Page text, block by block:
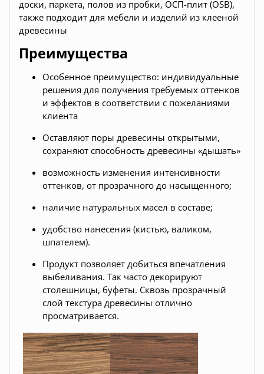
доски, паркета, полов из пробки, ОСП-плит (OSB),
также подходит для мебели и изделий из клееной
древесины
Преимущества
Особенное преимущество: индивидуальные
решения для получения требуемых оттенков
и эффектов в соответствии с пожеланиями
клиента
Оставляют поры древесины открытыми,
сохраняют способность древесины «дышать»
возможность изменения интенсивности
оттенков, от прозрачного до насыщенного;
наличие натуральных масел в составе;
удобство нанесения (кистью, валиком,
шпателем).
Продукт позволяет добиться впечатления
выбеливания. Так часто декорируют
столешницы, буфеты. Сквозь прозрачный
слой текстура древесины отлично
просматривается.